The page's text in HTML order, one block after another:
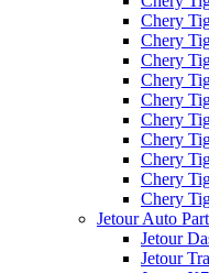
Chery
Chery
Chery
Chery
Chery
Chery
Chery
Chery
Chery
Chery
Jetour Auto
Jetour
Jetour